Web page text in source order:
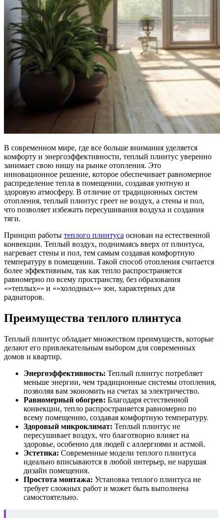
В современном мире, где все больше внимания уделяется
комфорту и энергоэффективности, теплый плинтус уверенно
занимает свою нишу на рынке отопления. Это
инновационное решение, которое обеспечивает равномерное
распределение тепла в помещении, создавая уютную и
здоровую атмосферу. В отличие от традиционных систем
отопления, теплый плинтус греет не воздух, а стены и пол,
что позволяет избежать пересушивания воздуха и создания
тяги.
Принцип работы теплого плинтуса основан на естественной
конвекции. Теплый воздух, поднимаясь вверх от плинтуса,
нагревает стены и пол, тем самым создавая комфортную
температуру в помещении. Такой способ отопления считается
более эффективным, так как тепло распространяется
равномерно по всему пространству, без образования
«»теплых»» и «»холодных»» зон, характерных для
радиаторов.
Преимущества теплого плинтуса
Теплый плинтус обладает множеством преимуществ, которые
делают его привлекательным выбором для современных
домов и квартир.
Энергоэффективность: Теплый плинтус потребляет
меньше энергии, чем традиционные системы отопления,
позволяя вам экономить на счетах за электричество.
Равномерный обогрев: Благодаря естественной
конвекции, тепло распространяется равномерно по
всему помещению, создавая комфортную температуру.
Здоровый микроклимат: Теплый плинтус не
пересушивает воздух, что благотворно влияет на
здоровье, особенно для людей с аллергиями и астмой.
Эстетика: Современные модели теплого плинтуса
идеально вписываются в любой интерьер, не нарушая
дизайн помещения.
Простота монтажа: Установка теплого плинтуса не
требует сложных работ и может быть выполнена
самостоятельно.